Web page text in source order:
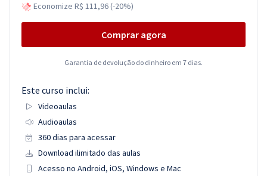
Economize R$ 111,96 (-20%)
Comprar agora
Garantia de devolução do dinheiro em 7 dias.
Este curso inclui:
Videoaulas
Audioaulas
360 dias para acessar
Download ilimitado das aulas
Acesso no Android, iOS, Windows e Mac